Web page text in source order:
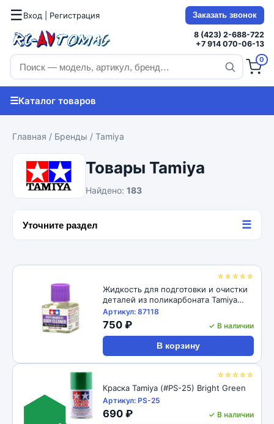
☰Вход | Регистрация Заказать звонок
8 (423) 2-688-722
+7 914 070-06-13
0
☰Каталог товаров
Главная / Бренды / Tamiya
Товары Tamiya
Найдено: 183
Уточните раздел ☰
☆☆☆☆☆
Жидкость для подготовки и очистки
деталей из поликарбоната Tamiya
(#87118) Polycarbonate Body Cleaner
Артикул: 87118
750 ₽ ✓ В наличии
В корзину
☆☆☆☆☆
Краска Tamiya (#PS-25) Bright Green
Артикул: PS-25
690 ₽ ✓ В наличии